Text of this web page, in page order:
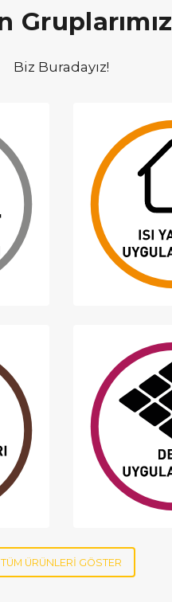
Gruplarımız
Biz Buradayız!
TÜM ÜRÜNLERİ GÖSTER